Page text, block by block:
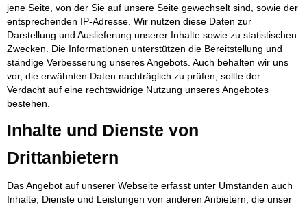
jene Seite, von der Sie auf unsere Seite gewechselt sind, sowie der
entsprechenden IP-Adresse. Wir nutzen diese Daten zur
Darstellung und Auslieferung unserer Inhalte sowie zu statistischen
Zwecken. Die Informationen unterstützen die Bereitstellung und
ständige Verbesserung unseres Angebots. Auch behalten wir uns
vor, die erwähnten Daten nachträglich zu prüfen, sollte der
Verdacht auf eine rechtswidrige Nutzung unseres Angebotes
bestehen.
Inhalte und Dienste von
Drittanbietern
Das Angebot auf unserer Webseite erfasst unter Umständen auch
Inhalte, Dienste und Leistungen von anderen Anbietern, die unser